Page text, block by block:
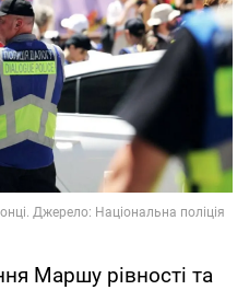
Маршу рівності та